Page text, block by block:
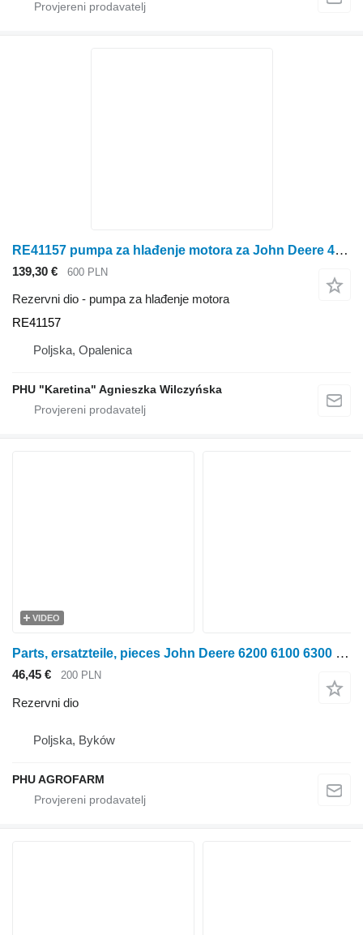
RE41157 pumpa za hlađenje motora za John Deere 4039 6068 6100, 6200, 6300 traktora na kotačima
139,30 € 600 PLN
Rezervni dio - pumpa za hlađenje motora
RE41157
Poljska, Opalenica
PHU "Karetina" Agnieszka Wilczyńska
VIDEO
Parts, ersatzteile, pieces John Deere 6200 6100 6300 parts, ersatzteile, pieces za John Deere 6200 6100 6300 traktora na kotačima
46,45 € 200 PLN
Rezervni dio
Poljska, Byków
PHU AGROFARM